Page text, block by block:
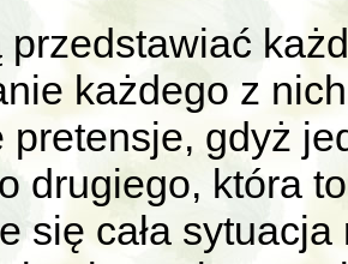
przedstawiać
każdego z
pretensje, gdyż
drugiego, która
się cała